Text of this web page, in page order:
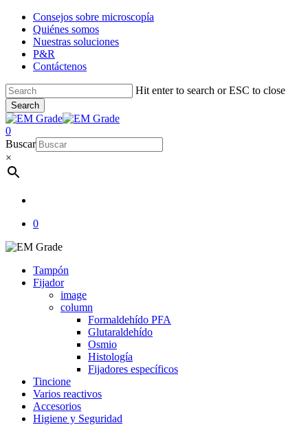
Skip
main
content
Consejos sobre microscopía
Quiénes somos
Nuestras soluciones
P&R
Contáctenos
Hit enter to search or ESC to close
Search
Close
Search
account
0
Menu
Buscar
×
0
Tampón
Fijador
image
column
Formaldehído PFA
Glutaraldehído
Osmio
Histología
Fijadores específicos
Tincione
Varios reactivos
Accesorios
Higiene y Seguridad